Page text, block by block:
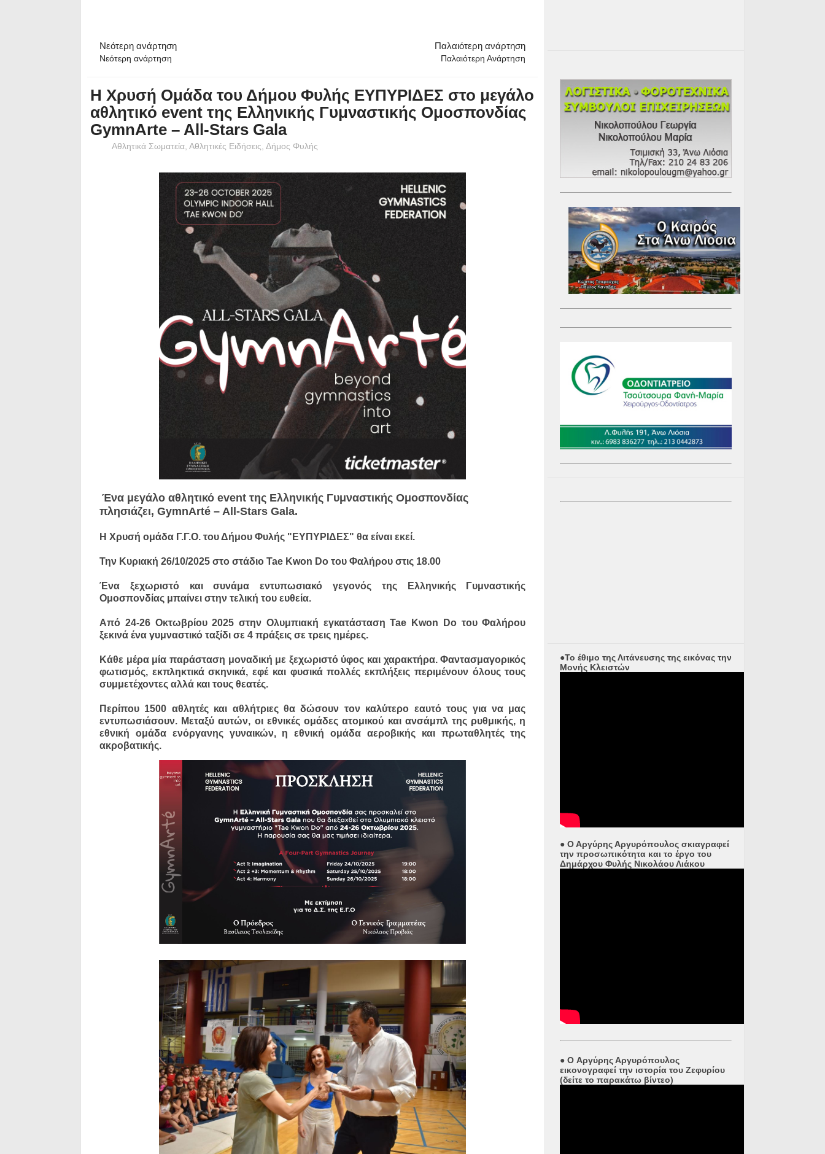
Νεότερη ανάρτηση
Νεότερη ανάρτηση
Παλαιότερη ανάρτηση
Παλαιότερη Ανάρτηση
H Χρυσή Ομάδα του Δήμου Φυλής ΕΥΠΥΡIΔΕΣ στο μεγάλο
αθλητικό event της Ελληνικής Γυμναστικής Ομοσπονδίας
GymnArte – All-Stars Gala
Αθλητικά Σωματεία Αθλητικές Ειδήσεις Δήμος Φυλής
Ένα μεγάλο αθλητικό event της Ελληνικής Γυμναστικής Ομοσπονδίας
πλησιάζει, GymnArté – All-Stars Gala.
Η Χρυσή ομάδα Γ.Γ.Ο. του Δήμου Φυλής "ΕΥΠΥΡIΔΕΣ" θα είναι εκεί.
Την Κυριακή 26/10/2025 στο στάδιο Tae Kwon Do του Φαλήρου στις 18.00
Ένα ξεχωριστό και συνάμα εντυπωσιακό γεγονός της Ελληνικής Γυμναστικής
Ομοσπονδίας μπαίνει στην τελική του ευθεία.
Από 24-26 Οκτωβρίου 2025 στην Ολυμπιακή εγκατάσταση Tae Kwon Do του Φαλήρου
ξεκινά ένα γυμναστικό ταξίδι σε 4 πράξεις σε τρεις ημέρες.
Κάθε μέρα μία παράσταση μοναδική με ξεχωριστό ύφος και χαρακτήρα. Φαντασμαγορικός
φωτισμός, εκπληκτικά σκηνικά, εφέ και φυσικά πολλές εκπλήξεις περιμένουν όλους τους
συμμετέχοντες αλλά και τους θεατές.
Περίπου 1500 αθλητές και αθλήτριες θα δώσουν τον καλύτερο εαυτό τους για να μας
εντυπωσιάσουν. Μεταξύ αυτών, οι εθνικές ομάδες ατομικού και ανσάμπλ της ρυθμικής, η
εθνική ομάδα ενόργανης γυναικών, η εθνική ομάδα αεροβικής και πρωταθλητές της
ακροβατικής.
●Το έθιμο της Λιτάνευσης της εικόνας την
Μονής Κλειστών
● Ο Αργύρης Αργυρόπουλος σκιαγραφεί
την προσωπικότητα και το έργο του
Δημάρχου Φυλής Νικολάου Λιάκου
● O Αργύρης Αργυρόπουλος
εικονογραφεί την ιστορία του Ζεφυρίου
(δείτε το παρακάτω βίντεο)